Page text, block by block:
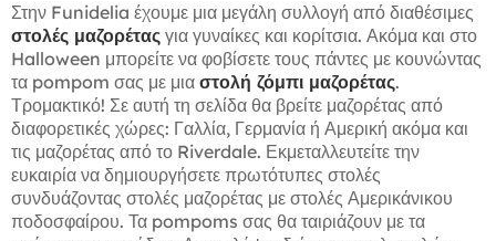
Στην Funidelia έχουμε μια μεγάλη συλλογή από διαθέσιμες
στολές μαζορέτας για γυναίκες και κορίτσια. Ακόμα και στο
Halloween μπορείτε να φοβίσετε τους πάντες με κουνώντας
τα pompom σας με μια στολή ζόμπι μαζορέτας.
Τρομακτικό! Σε αυτή τη σελίδα θα βρείτε μαζορέτας από
διαφορετικές χώρες: Γαλλία, Γερμανία ή Αμερική ακόμα και
τις μαζορέτας από το Riverdale. Εκμεταλλευτείτε την
ευκαιρία να δημιουργήσετε πρωτότυπες στολές
συνδυάζοντας στολές μαζορέτας με στολές Αμερικάνικου
ποδοσφαίρου. Τα pompoms σας θα ταιριάζουν με τα